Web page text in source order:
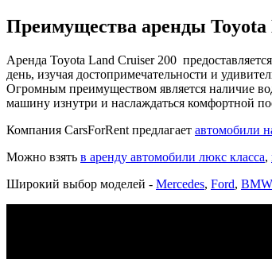
Преимущества аренды Toyota
Аренда Toyota Land Cruiser 200
день, изучая достопримечательности и
Огромным преимуществом является наличие
машину изнутри и наслаждаться комфортной
Компания CarsForRent предлагает автомобили
Можно взять в аренду автомобили люкс класса,
Широкий выбор моделей - Mercedes, Ford, BMW